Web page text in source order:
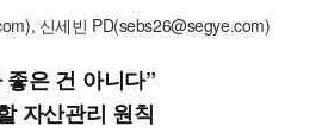
신세빈 PD(sebs26@segye.com)
은 건 아니다”
자산관리 원칙